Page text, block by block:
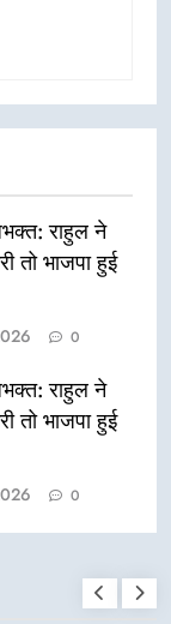
राहुल ने
तो भाजपा हुई
0
राहुल ने
तो भाजपा हुई
0